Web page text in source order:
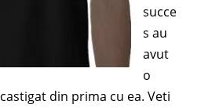
succe
s au
avut
o
din prima cu ea. Veti